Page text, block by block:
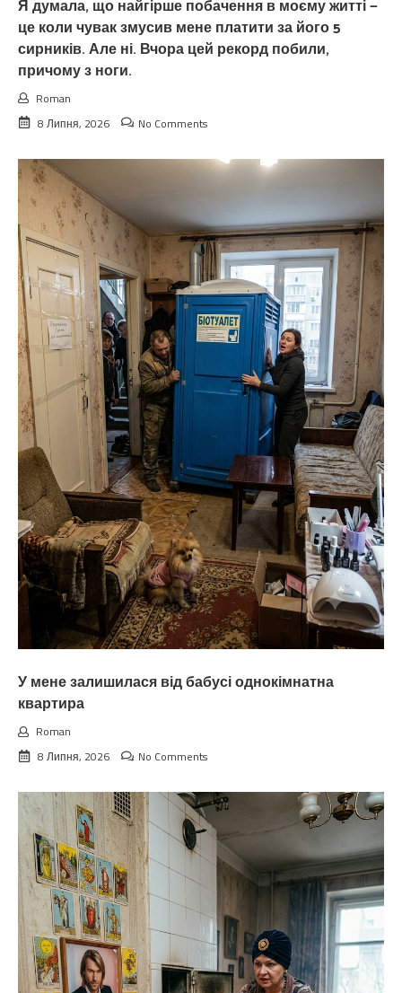
Я думала, що найгірше побачення в моєму житті —
це коли чувак змусив мене платити за його 5
сирників. Але ні. Вчора цей рекорд побили,
причому з ноги.
Roman
8 Липня, 2026
No Comments
У мене залишилася від бабусі однокімнатна
квартира
Roman
8 Липня, 2026
No Comments